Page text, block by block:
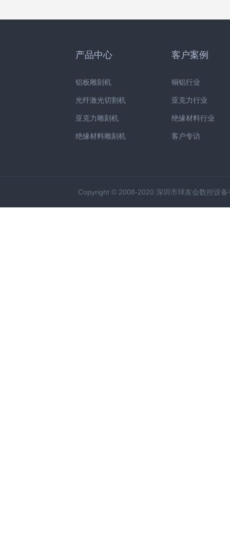
产品中心
铝板雕刻机
光纤激光切割机
亚克力雕刻机
绝缘材料雕刻机
客户案例
铜铝行业
亚克力行业
绝缘材料行业
客户专访
Copyright © 2008-2020 深圳市球友会数控设备